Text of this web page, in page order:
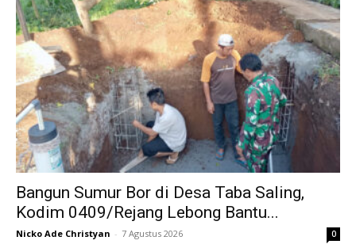
Bangun Sumur Bor di Desa Taba Saling,
Kodim 0409/Rejang Lebong Bantu...
Nicko Ade Christyan - 7 Agustus 2026 0